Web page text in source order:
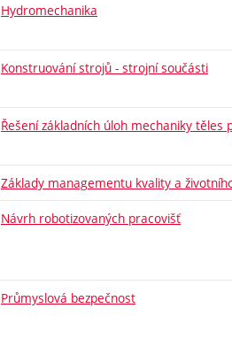
Hydromechanika
Konstruování strojů - strojní součásti
Řešení základních úloh mechaniky těles
Základy managementu kvality a
Návrh robotizovaných pracovišť
Průmyslová bezpečnost